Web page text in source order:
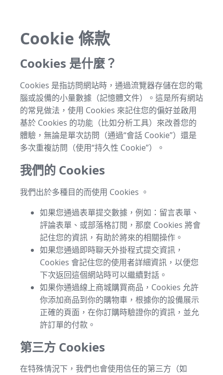
Cookie 條款
Cookies 是什麼？
Cookies 是指訪問網站時，通過流覽器存儲在您的電
腦或設備的小量數據（記憶體文件）。這是所有網站
的常見做法，使用 Cookies 來記住您的偏好並啟用
基於 Cookies 的功能（比如分析工具）來改善您的
體驗，無論是單次訪問（通過“會話 Cookie”）還是
多次重複訪問（使用“持久性 Cookie”）。
我們的 Cookies
我們出於多種目的而使用 Cookies 。
如果您通過表單提交數據，例如：留言表單、
評論表單、或部落格訂閱，那麼 Cookies 將會
記住您的資訊，有助於將來的相關操作。
如果您通過即時聊天外掛程式提交資訊，
Cookies 會記住您的使用者詳細資訊，以便您
下次返回這個網站時可以繼續對話。
如果你通過線上商城購買商品，Cookies 允許
你添加商品到你的購物車，根據你的設備展示
正確的頁面，在你訂購時驗證你的資訊，並允
許訂單的付款。
第三方 Cookies
在特殊情況下，我們也會使用信任的第三方（如